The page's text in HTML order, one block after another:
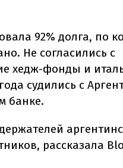
92% долга, по
Не согласились с
хедж-фонды и
судились с
банке.
рассказала